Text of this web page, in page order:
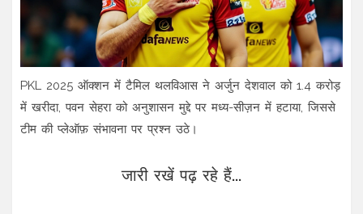
PKL 2025 ऑक्शन में टैमिल थलविआस ने अर्जुन देशवाल को 1.4 करोड़
में खरीदा, पवन सेहरा को अनुशासन मुद्दे पर मध्य-सीज़न में हटाया, जिससे
टीम की प्लेऑफ़ संभावना पर प्रश्न उठे।
जारी रखें पढ़ रहे हैं...